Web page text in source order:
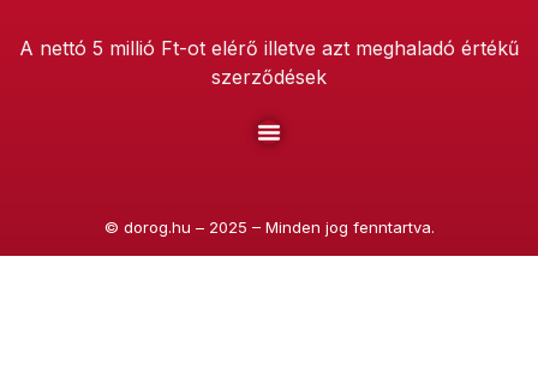
A nettó 5 millió Ft-ot elérő illetve azt meghaladó értékű
szerződések
© dorog.hu – 2025 – Minden jog fenntartva.